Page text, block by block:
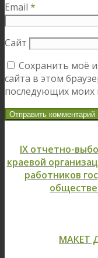
Email *
Сайт
Сохранить моё
сайта в этом
последующих моих
IX отчетно-
краевой
работников
МАКЕТ